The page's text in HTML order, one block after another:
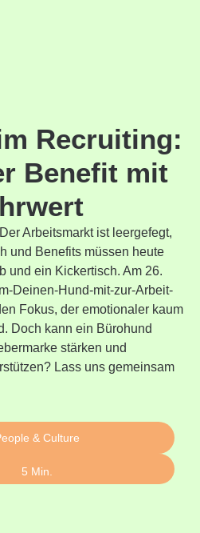
Recruiting:
Benefit mit
Arbeitsmarkt ist leergefegt,
und Benefits müssen heute
und ein Kickertisch. Am 26.
Deinen-Hund-mit-zur-Arbeit-
Fokus, der emotionaler kaum
Doch kann ein Bürohund
stärken und
Lass uns gemeinsam
& Culture
5 Min.